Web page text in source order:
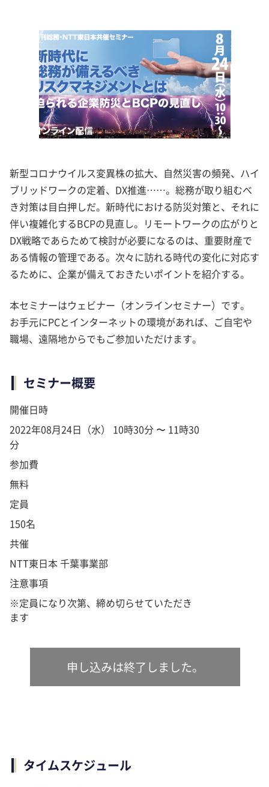
新型コロナウイルス変異株の拡大、自然災害の頻発、ハイ
ブリッドワークの定着、DX推進……。総務が取り組むべ
き対策は目白押しだ。新時代における防災対策と、それに
伴い複雑化するBCPの見直し。リモートワークの広がりと
DX戦略であらためて検討が必要になるのは、重要財産で
ある情報の管理である。次々に訪れる時代の変化に対応す
るために、企業が備えておきたいポイントを紹介する。
本セミナーはウェビナー（オンラインセミナー）です。
お手元にPCとインターネットの環境があれば、ご自宅や
職場、遠隔地からでもご参加いただけます。
セミナー概要
開催日時
2022年08月24日（水） 10時30分 〜 11時30
分
参加費
無料
定員
150名
共催
NTT東日本 千葉事業部
注意事項
※定員になり次第、締め切らせていただき
ます
申し込みは終了しました。
タイムスケジュール